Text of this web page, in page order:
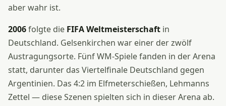
aber wahr ist.
2006folgte die FIFA Weltmeisterschaft in
Deutschland. Gelsenkirchen war einer der zwölf
Austragungsorte. Fünf WM-Spiele fanden in der Arena
statt, darunter das Viertelfinale Deutschland gegen
Argentinien. Das 4:2 im Elfmeterschießen, Lehmanns
Zettel — diese Szenen spielten sich in dieser Arena ab.